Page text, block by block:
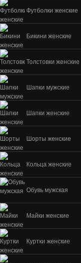
Футболки женские
Бикини женские
Толстовки женские
Шапки мужские
Шапки женские
Шорты женские
Кольца женские
Обувь мужская
Майки женские
Куртки женские